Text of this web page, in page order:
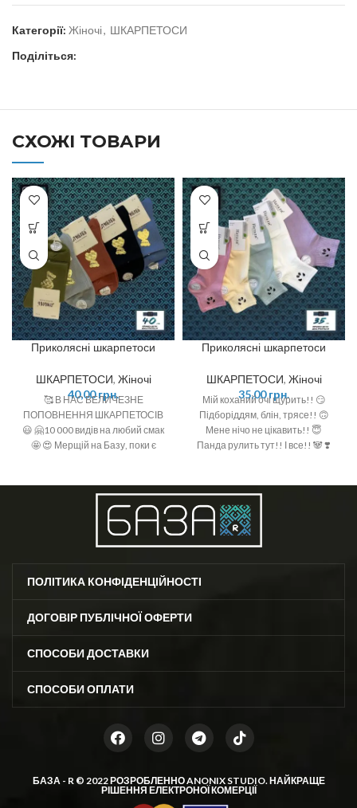
Категорії: Жіночі, ШКАРПЕТОСИ
Поділіться:
СХОЖІ ТОВАРИ
Приколясні шкарпетоси
ШКАРПЕТОСИ, Жіночі
40,00грн.
🥰 В НАС ВЕЛИЧЕЗНЕ
ПОПОВНЕННЯ ШКАРПЕТОСІВ
😃 🤗10 000 видів на любий смак
🤩 😍 Мерщій на Базу, поки є
Приколясні шкарпетоси
ШКАРПЕТОСИ, Жіночі
35,00грн.
Мій коханий очі щурить!! 😏
Підборіддям, блін, трясе!! 🙃
Мене нічо не цікавить!! 😇
Панда рулить тут!! І все!! 🐼 ❣️
ПОЛІТИКА КОНФІДЕНЦІЙНОСТІ
ДОГОВІР ПУБЛІЧНОЇ ОФЕРТИ
СПОСОБИ ДОСТАВКИ
СПОСОБИ ОПЛАТИ
БАЗА - R © 2022 РОЗРОБЛЕННОANONIX STUDIO. НАЙКРАЩЕ
РІШЕННЯ ЕЛЕКТРОНОЇ КОМЕРЦІЇ